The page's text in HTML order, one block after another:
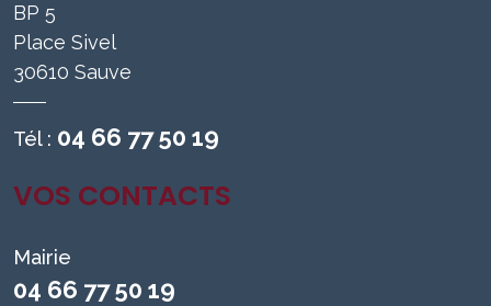
BP 5
Place Sivel
30610 Sauve
Tél : 04 66 77 50 19
VOS CONTACTS
Mairie
04 66 77 50 19